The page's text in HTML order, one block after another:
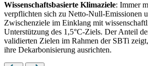
Wissenschaftsbasierte Klimaziele: Immer
verpflichten sich zu Netto-Null-Emissionen
Zwischenziele im Einklang mit
Unterstützung des 1,5°C-Ziels. Der Anteil
validierten Zielen im Rahmen der SBTi
ihre Dekarbonisierung ausrichten.